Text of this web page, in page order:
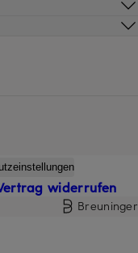
widerrufen
Breuninger